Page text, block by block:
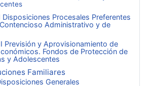
Disposiciones Procesales Preferentes
Administrativo y de
Previsión y Aprovisionamiento de
Fondos de Protección de
y Adolescentes
Familiares
Generales